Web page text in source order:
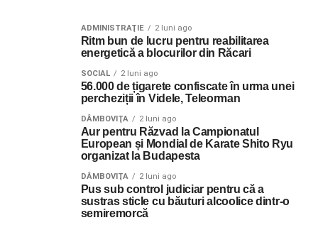
ADMINISTRAŢIE 2 luni ago
Ritm bun de lucru pentru reabilitarea
energetică a blocurilor din Răcari
SOCIAL 2 luni ago
56.000 de țigarete confiscate în urma unei
percheziții în Videle, Teleorman
DÂMBOVIŢA 2 luni ago
Aur pentru Răzvad la Campionatul
European și Mondial de Karate Shito Ryu
organizat la Budapesta
DÂMBOVIŢA 2 luni ago
Pus sub control judiciar pentru că a
sustras sticle cu băuturi alcoolice dintr-o
semiremorcă